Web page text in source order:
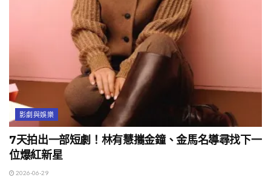
影劇與娛樂
7天拍出一部短劇！林有慧攜金鐘、金馬名導尋找下一
位爆紅新星
2026-06-29